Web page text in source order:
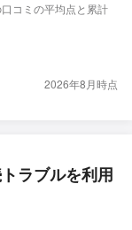
コミの平均点と累計
2026年8月時点
ラブルを利用